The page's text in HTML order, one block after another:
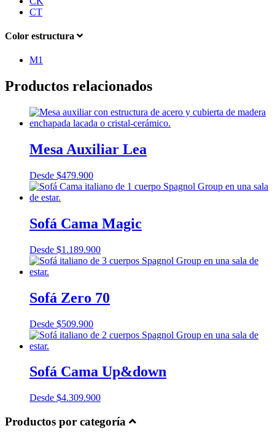
CT
Color estructura
M1
Productos relacionados
Mesa Auxiliar Lea
Desde $479.900
Sofá Cama Magic
Desde $1.189.900
Sofá Zero 70
Desde $509.900
Sofá Cama Up&down
Desde $4.309.900
Productos por categoría